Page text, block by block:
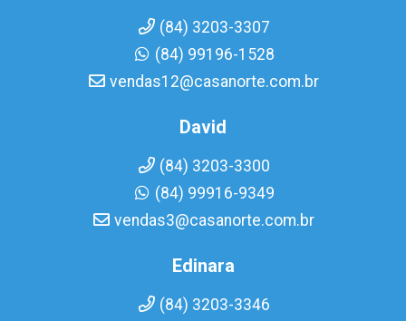
(84) 3203-3307
(84) 99196-1528
vendas12@casanorte.com.br
David
(84) 3203-3300
(84) 99916-9349
vendas3@casanorte.com.br
Edinara
(84) 3203-3346